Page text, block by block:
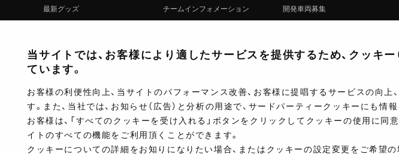
最新グッズ
コンプリート
チームインフォメーション
レースムービー
開発車両募集
注文方法
当サイトでは、お客様により適したサービスを提供するため、クッキー
ています。
お客様の利便性向上、当サイトのパフォーマンス改善、お客様に提唱するサービスの向上
す。また、当社では、お知らせ（広告）と分析の用途で、サードパーティークッキーにも情
お客様は、「すべてのクッキーを受け入れる」ボタンをクリックしてクッキーの使用に同
イトのすべての機能をご利用頂くことができます。
クッキーについての詳細をお知りになりたい場合、またはクッキーの設定変更をご希望の